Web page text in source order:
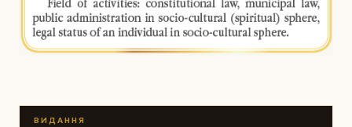
ВИДАННЯ